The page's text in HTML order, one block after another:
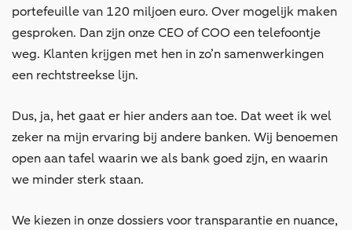
portefeuille van 120 miljoen euro. Over mogelijk maken
gesproken. Dan zijn onze CEO of COO een telefoontje
weg. Klanten krijgen met hen in zo’n samenwerkingen
een rechtstreekse lijn.
Dus, ja, het gaat er hier anders aan toe. Dat weet ik wel
zeker na mijn ervaring bij andere banken. Wij benoemen
open aan tafel waarin we als bank goed zijn, en waarin
we minder sterk staan.
We kiezen in onze dossiers voor transparantie en nuance,